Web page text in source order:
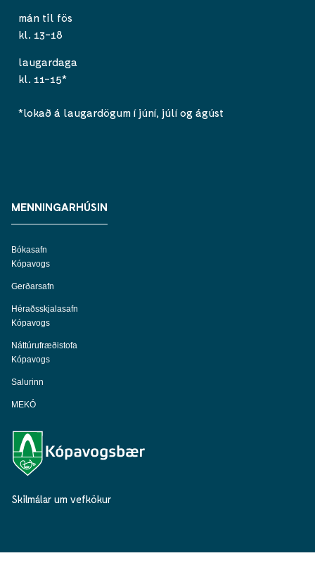
mán til fös
kl. 13-18
laugardaga
kl. 11-15*
*lokað á laugardögum í júní, júlí og ágúst
MENNINGARHÚSIN
Bókasafn
Kópavogs
Gerðarsafn
Héraðsskjalasafn
Kópavogs
Náttúrufræðistofa
Kópavogs
Salurinn
MEKÓ
Skilmálar um vefkökur